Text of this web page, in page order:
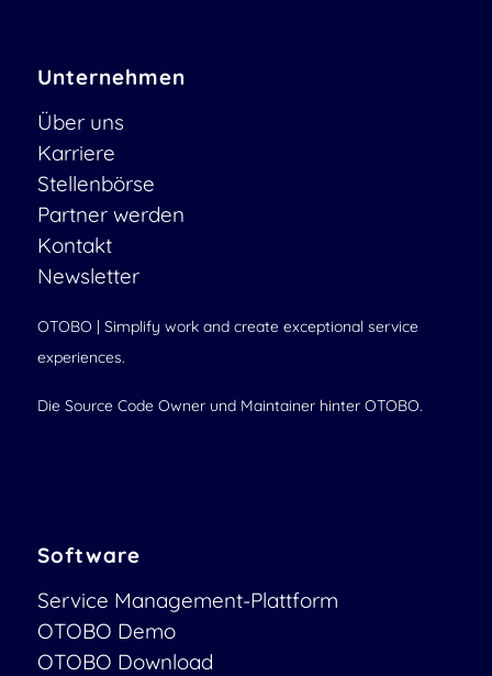
Unternehmen
Über uns
Karriere
Stellenbörse
Partner werden
Kontakt
Newsletter
OTOBO | Simplify work and create exceptional service
experiences.
Die Source Code Owner und Maintainer hinter OTOBO.
Software
Service Management-Plattform
OTOBO Demo
OTOBO Download